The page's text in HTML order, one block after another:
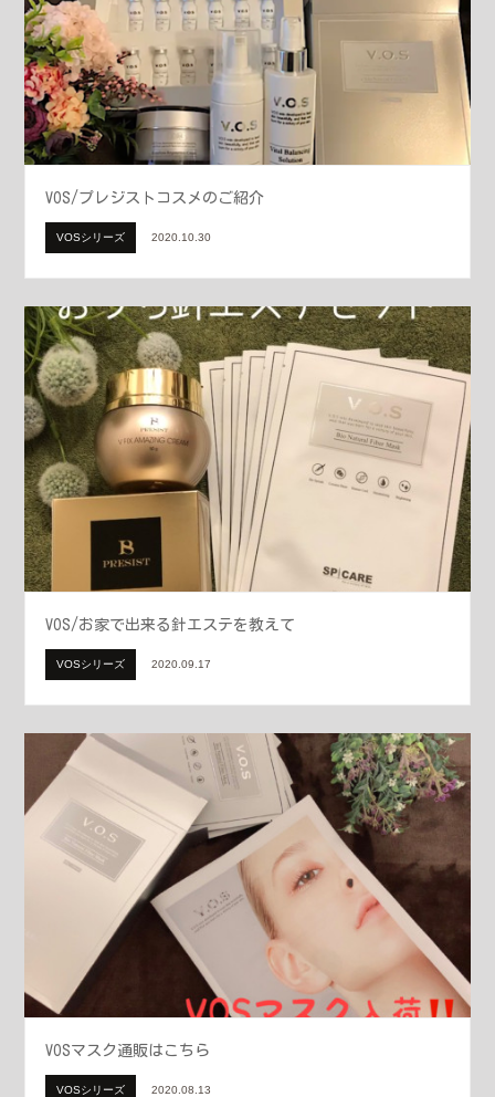
VOS/プレジストコスメのご紹介
VOSシリーズ 2020.10.30
VOS/お家で出来る針エステを教えて
VOSシリーズ 2020.09.17
VOSマスク通販はこちら
VOSシリーズ 2020.08.13